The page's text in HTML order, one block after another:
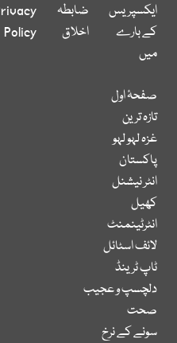
ایکسپریس
کے بارے
میں
ضابطہ
اخلاق
Policy
صفحۂ اول
تازہ ترین
غزہ لہو لہو
پاکستان
انٹر نیشنل
کھیل
انٹرٹینمنٹ
لائف اسٹائل
ٹاپ ٹرینڈ
دلچسپ و عجیب
صحت
سونے کے نرخ